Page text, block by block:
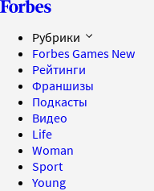
Рубрики
Forbes Games New
Рейтинги
Франшизы
Подкасты
Видео
Life
Woman
Sport
Young